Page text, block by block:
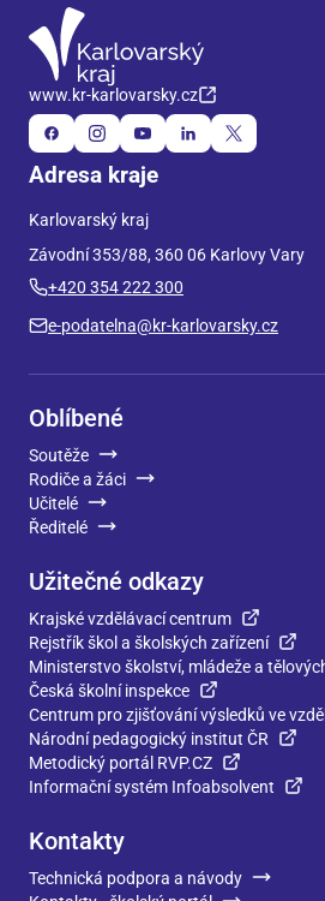
www.kr-karlovarsky.cz
Adresa kraje
Karlovarský kraj
Závodní 353/88, 360 06 Karlovy Vary
+420 354 222 300
e-podatelna@kr-karlovarsky.cz
Oblíbené
Soutěže
Rodiče a žáci
Učitelé
Ředitelé
Užitečné odkazy
Krajské vzdělávací centrum
Rejstřík škol a školských zařízení
Ministerstvo školství, mládeže a
Česká školní inspekce
Centrum pro zjišťování výsledků ve
Národní pedagogický institut ČR
Metodický portál RVP.CZ
Informační systém Infoabsolvent
Kontakty
Technická podpora a návody